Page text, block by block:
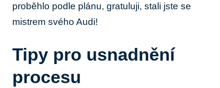
proběhlo podle plánu, gratuluji, stali jste se
mistrem svého Audi!
Tipy pro usnadnění
procesu